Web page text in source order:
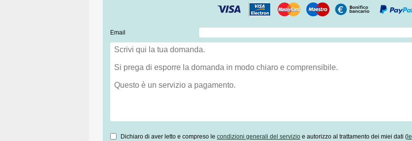
Email
Dichiaro di aver letto e compreso le condizioni generali del servizio e autorizzo al trattamento dei miei dati (